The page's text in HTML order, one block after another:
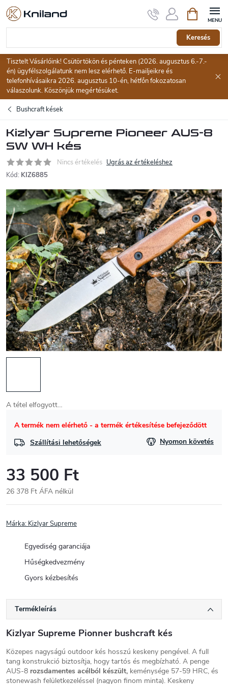
Ugrás
tartalomhoz
Keresés
Tisztelt Vásárlóink! Csütörtökön és pénteken (2026. augusztus 6.-7.-
én) ügyfélszolgálatunk nem lesz elérhető. E-mailjeikre és
telefonhívásaikra 2026. augusztus 10-én, hétfőn fokozatosan
válaszolunk. Köszönjük megértésüket.
Bushcraft kések
Kizlyar Supreme Pioneer AUS-8
SW WH kés
Nincs értékelés Ugrás az értékeléshez
Kód: KIZ6885
A tétel elfogyott…
A termék nem elérhető - a termék értékesítése befejeződött
Szállítási lehetőségek
Nyomon követés
33 500 Ft
26 378 Ft ÁFA nélkül
Márka: Kizlyar Supreme
Egyediség garanciája
Hűségkedvezmény
Gyors kézbesítés
Termékleírás
Kizlyar Supreme Pionner bushcraft kés
Közepes nagyságú outdoor kés hosszú keskeny pengével. A full
tang konstrukció biztosítja, hogy tartós és megbízható. A penge
AUS-8 rozsdamentes acélból készült, keménysége 57-59 HRC, és
stonewash felületkezeléssel (nagyon finom minta). Keskeny